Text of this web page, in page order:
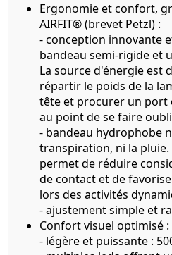
Ergonomie et confort,
AIRFIT® (brevet Petzl) :
- conception innovante
bandeau semi-rigide et
La source d'énergie est
répartir le poids de la
tête et procurer un
au point de se faire
- bandeau hydrophobe
transpiration, ni la pluie.
permet de réduire
de contact et de
lors des activités
- ajustement simple et
Confort visuel optimisé :
- légère et puissante :